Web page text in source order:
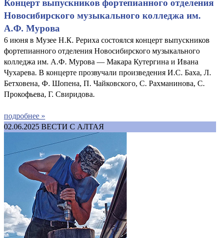
Концерт выпускников фортепианного отделения
Новосибирского музыкального колледжа им.
А.Ф. Мурова
6 июня в Музее Н.К. Рериха состоялся концерт выпускников
фортепианного отделения Новосибирского музыкального
колледжа им. А.Ф. Мурова — Макара Кутергина и Ивана
Чухарева. В концерте прозвучали произведения И.С. Баха, Л.
Бетховена, Ф. Шопена, П. Чайковского, С. Рахманинова, С.
Прокофьева, Г. Свиридова.
подробнее »
02.06.2025 ВЕСТИ С АЛТАЯ